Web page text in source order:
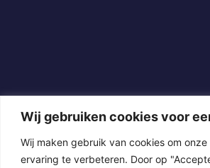
Wij gebruiken cookies voor
Wij maken gebruik van cookies om
ervaring te verbeteren. Door op